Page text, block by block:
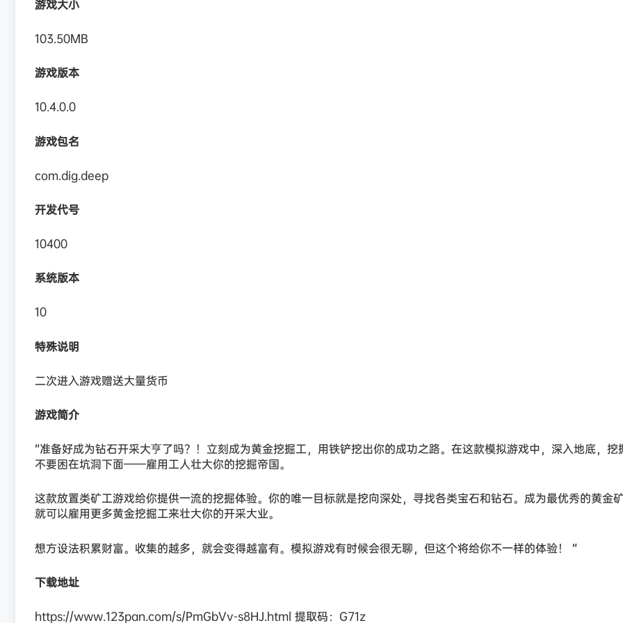
游戏大小
103.50MB
游戏版本
10.4.0.0
游戏包名
com.dig.deep
开发代号
10400
系统版本
10
特殊说明
二次进入游戏赠送大量货币
游戏简介
“准备好成为钻石开采大亨了吗？！立刻成为黄金挖掘工，用铁铲挖出你的成功之路。在这款模拟游戏中，深入地底，挖
不要困在坑洞下面——雇用工人壮大你的挖掘帝国。
这款放置类矿工游戏给你提供一流的挖掘体验。你的唯一目标就是挖向深处，寻找各类宝石和钻石。成为最优秀的黄金
就可以雇用更多黄金挖掘工来壮大你的开采大业。
想方设法积累财富。收集的越多，就会变得越富有。模拟游戏有时候会很无聊，但这个将给你不一样的体验！ “
下载地址
https://www.123pan.com/s/PmGbVv-s8HJ.html 提取码：G71z